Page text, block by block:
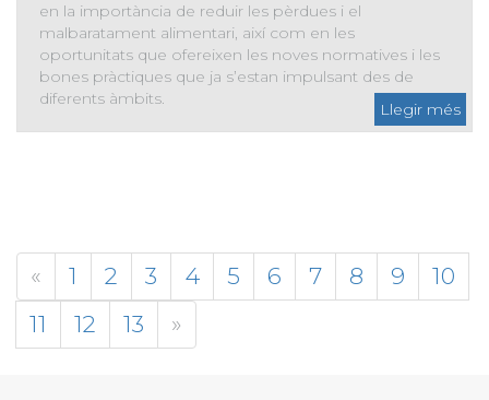
en la importància de reduir les pèrdues i el
malbaratament alimentari, així com en les
oportunitats que ofereixen les noves normatives i les
bones pràctiques que ja s’estan impulsant des de
diferents àmbits.
« 1 2 3 4 5 6 7 8 9
10
11
12 13 »